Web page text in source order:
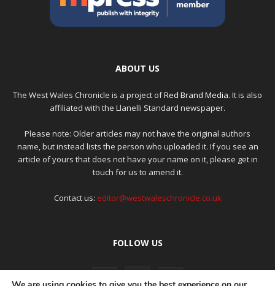
ABOUT US
The West Wales Chronicle is a project ofRed Brand Media. It is also
affiliated with the Llanelli Standard newspaper.
Please note: Older articles may not have the original authors
name, but instead lists the person who uploaded it. If you see an
article of yours that does not have your name on it, please get in
touch for us to amend it.
Contact us: editor@westwaleschronicle.co.uk
FOLLOW US